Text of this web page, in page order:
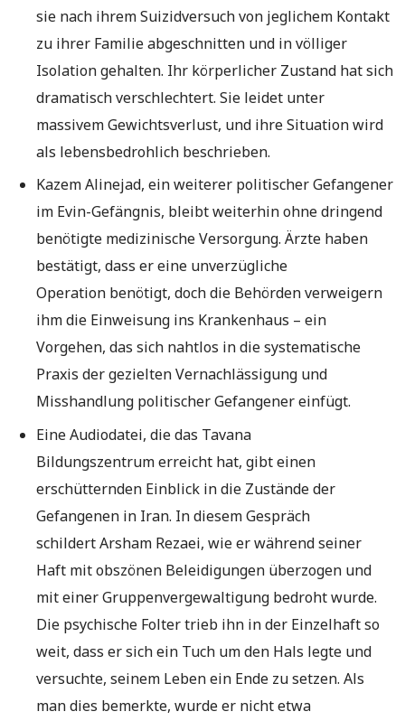
sie nach ihrem Suizidversuch von jeglichem Kontakt
zu ihrer Familie abgeschnitten und in völliger
Isolation gehalten. Ihr körperlicher Zustand hat sich
dramatisch verschlechtert. Sie leidet unter
massivem Gewichtsverlust, und ihre Situation wird
als lebensbedrohlich beschrieben.
Kazem Alinejad, ein weiterer politischer Gefangener
im Evin-Gefängnis, bleibt weiterhin ohne dringend
benötigte medizinische Versorgung. Ärzte haben
bestätigt, dass er eine unverzügliche
Operation benötigt, doch die Behörden verweigern
ihm die Einweisung ins Krankenhaus – ein
Vorgehen, das sich nahtlos in die systematische
Praxis der gezielten Vernachlässigung und
Misshandlung politischer Gefangener einfügt.
Eine Audiodatei, die das Tavana
Bildungszentrum erreicht hat, gibt einen
erschütternden Einblick in die Zustände der
Gefangenen in Iran. In diesem Gespräch
schildert Arsham Rezaei, wie er während seiner
Haft mit obszönen Beleidigungen überzogen und
mit einer Gruppenvergewaltigung bedroht wurde.
Die psychische Folter trieb ihn in der Einzelhaft so
weit, dass er sich ein Tuch um den Hals legte und
versuchte, seinem Leben ein Ende zu setzen. Als
man dies bemerkte, wurde er nicht etwa